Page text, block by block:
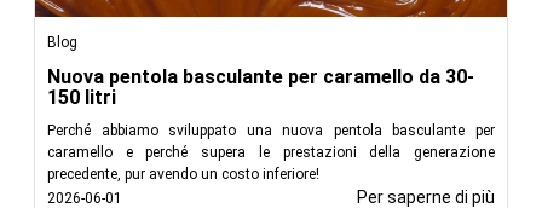
Blog
Nuova pentola basculante per caramello da 30-
150 litri
Perché abbiamo sviluppato una nuova pentola basculante per
caramello e perché supera le prestazioni della generazione
precedente, pur avendo un costo inferiore!
2026-06-01
Per saperne di più